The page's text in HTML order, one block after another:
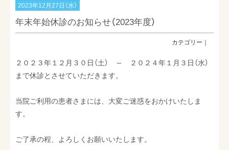
リハビリテーション
ドクターズコスメ
採用情報
お問い合わせ
2023年12月27日（水）
年末年始休診のお知らせ（2023年度）
２０２３年１２月３０日（土） ～ ２０２４年１月３日（水）
まで休診とさせていただきます。
当院ご利用の患者さまには、大変ご迷惑をおかけいたしま
す。
ご了承の程、よろしくお願いいたします。